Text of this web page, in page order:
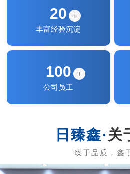
20
+
丰富经验沉淀
100
+
公司员工
关